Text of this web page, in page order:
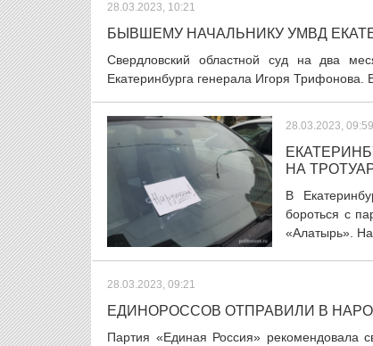
28.03.2023, 10:21
БЫВШЕМУ НАЧАЛЬНИКУ УМВД
Свердловский областной суд на два
Екатеринбурга генерала Игоря Трифонова.
28.03.2023, 09:59
НА
В
бороться с
«Алатырь».
28.03.2023, 09:21
ЕДИНОРОССОВ ОТПРАВИЛИ В
Партия «Единая Россия» рекомендовала